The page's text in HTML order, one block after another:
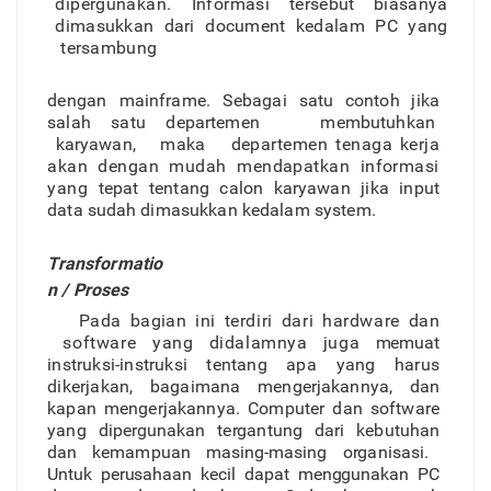
dimasukkan dari document kedalam PC yang
tersambung
dengan mainframe. Sebagai satu contoh jika
salahsatu departemen membutuhkan
karyawan, maka departementenaga kerja
akandengan mudah mendapatkan informasi
yang tepattentangcalon karyawan jika input
data sudah dimasukkan kedalam system.
Transformatio
n / Proses
Pada bagian ini terdiri dari hardware dan
software yang didalamnya juga memuat
instruksi-instruksi tentang apa yang harus
dikerjakan, bagaimana mengerjakannya, dan
kapan mengerjakannya. Computerdan software
yang dipergunakantergantung dari kebutuhan
dan kemampuan masing-masing organisasi.
Untuk perusahaan kecildapat menggunakan PC